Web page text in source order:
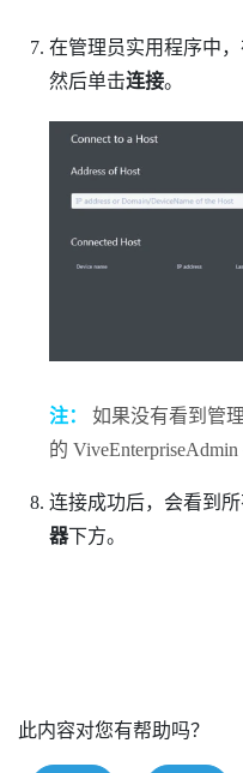
在管理员实用程序中，
然后单击连接。
注： 如果没有看到 管
的 ViveEnterpriseAdmin
连接成功后，会看到
器下方。
此内容对您有帮助吗？